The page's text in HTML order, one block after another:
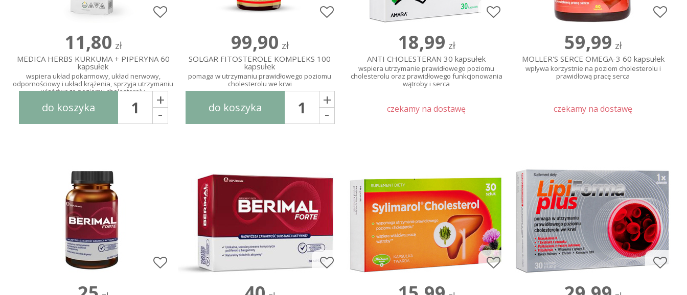
11,80 zł
MEDICA HERBS KURKUMA + PIPERYNA 60
kapsułek
wspiera układ pokarmowy, układ nerwowy,
odpornościowy i układ krążenia, sprzyja utrzymaniu
właściwego poziomu cholesterolu
do koszyka +
-
99,90 zł
SOLGAR FITOSTEROLE KOMPLEKS 100
kapsułek
pomaga w utrzymaniu prawidłowego poziomu
cholesterolu we krwi
do koszyka +
-
18,99 zł
ANTI CHOLESTERAN 30 kapsułek
wspiera utrzymanie prawidłowego poziomu
cholesterolu oraz prawidłowego funkcjonowania
wątroby i serca
czekamy na dostawę
59,99 zł
MOLLER'S SERCE OMEGA-3 60 kapsułek
wpływa korzystnie na poziom cholesterolu i
prawidłową pracę serca
czekamy na dostawę